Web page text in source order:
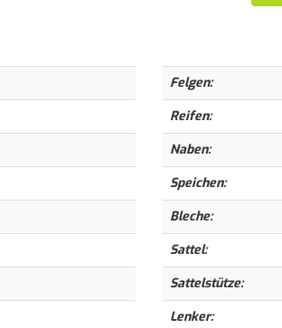
Felgen:
Reifen:
Naben:
Speichen:
Bleche:
Sattel:
Sattelstütze:
Lenker: